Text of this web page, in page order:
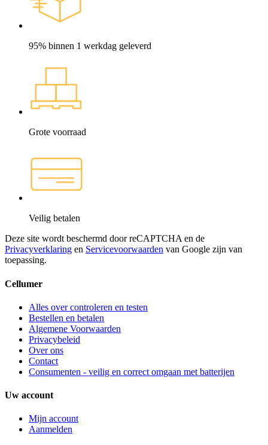
95% binnen 1 werkdag geleverd
Grote voorraad
Veilig betalen
Deze site wordt beschermd door reCAPTCHA en de
Privacyverklaring en Servicevoorwaarden van Google zijn van
toepassing.
Cellumer
Alles over controleren en testen
Bestellen en betalen
Algemene Voorwaarden
Privacybeleid
Over ons
Contact
Consumenten - veilig en correct omgaan met batterijen
Uw account
Mijn account
Aanmelden